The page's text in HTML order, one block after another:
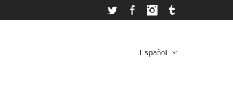
Twitter FacebookInstagram
Español